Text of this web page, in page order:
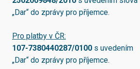
„Dar“ do zprávy pro příjemce.
Pro platby v ČR:
107-7380440287/0100 s uvedením
„Dar“ do zprávy pro příjemce.